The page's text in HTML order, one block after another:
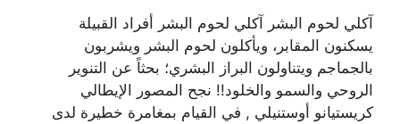
آكلي لحوم البشر آكلي لحوم البشر أفراد القبيلة
يسكنون المقابر، ويأكلون لحوم البشر ويشربون
بالجماجم ويتناولون البراز البشري؛ بحثاً عن التنوير
الروحي والسمو والخلود!! نجح المصور الإيطالي
كريستيانو أوستنيلي , في القيام بمغامرة خطيرة لدى